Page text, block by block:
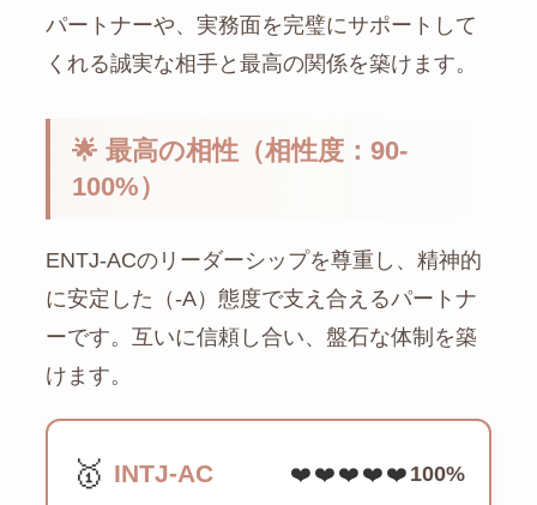
パートナーや、実務面を完璧にサポートして
くれる誠実な相手と最高の関係を築けます。
🌟 最高の相性（相性度：90-
100%）
ENTJ-ACのリーダーシップを尊重し、精神的
に安定した（-A）態度で支え合えるパートナ
ーです。互いに信頼し合い、盤石な体制を築
けます。
🥇 INTJ-AC ❤️❤️❤️❤️❤️ 100%